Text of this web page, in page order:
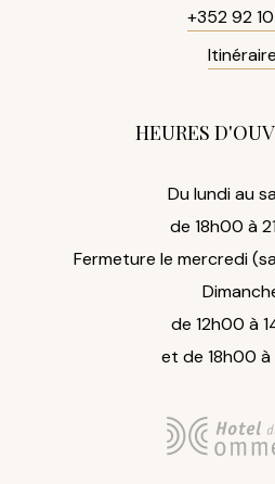
+352 92
Itinéraire
HEURES
Du lundi au
de 18h00 à
Fermeture le mercredi
de 12h00 à
et de 18h00 à